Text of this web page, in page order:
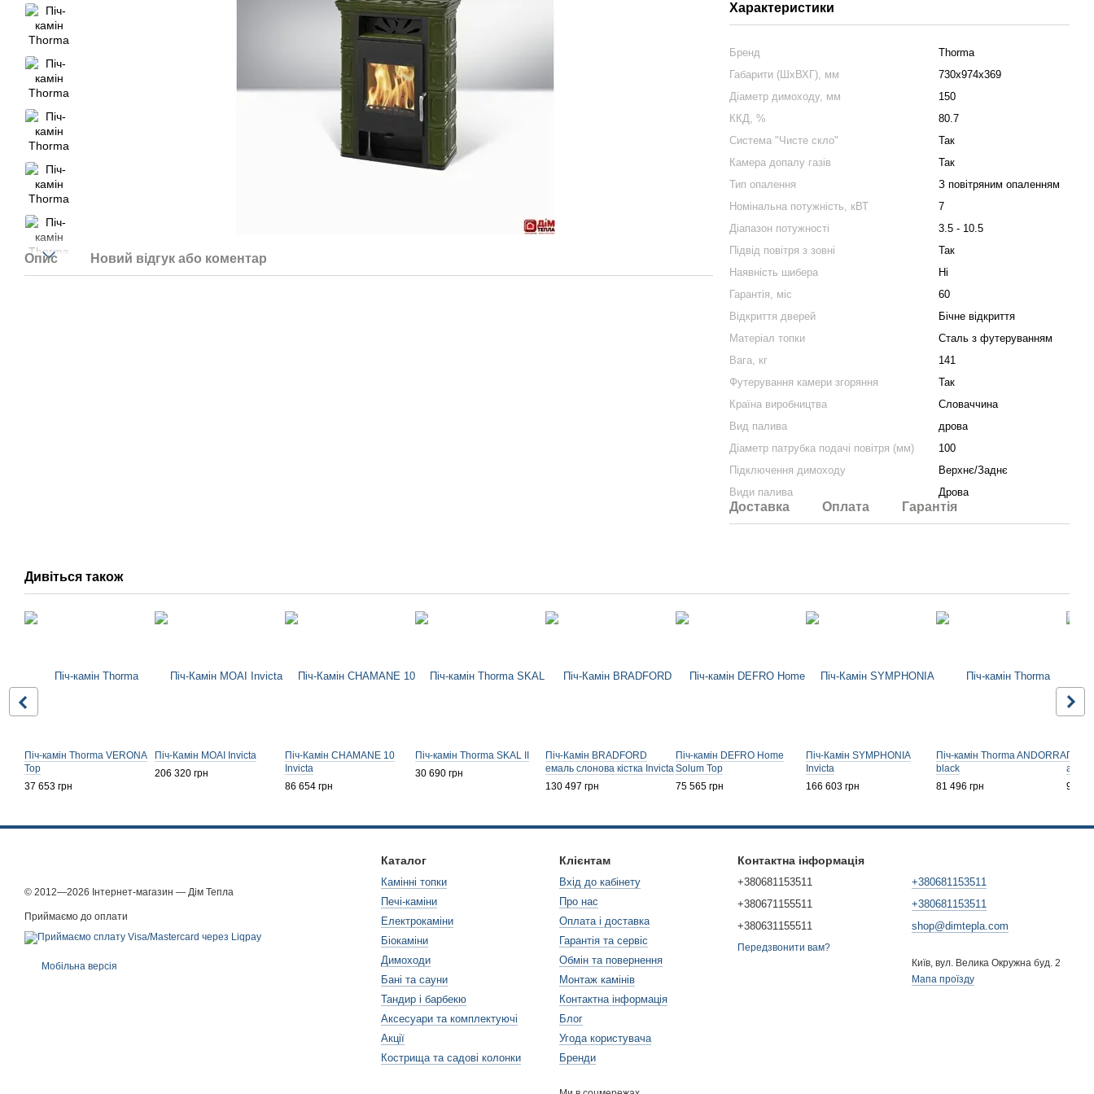
Опис Новий відгук або коментар
Характеристики
Бренд
Thorma
Габарити (ШхВХГ), мм
730x974x369
Діаметр димоходу, мм
150
ККД, %
80.7
Система "Чисте cкло"
Так
Камера допалу газів
Так
Тип опалення
З повітряним опаленням
Номінальна потужність, кВТ
7
Діапазон потужності
3.5 - 10.5
Підвід повітря з зовні
Так
Наявність шибера
Ні
Гарантія, міс
60
Відкриття дверей
Бічне відкриття
Матеріал топки
Сталь з футеруванням
Вага, кг
141
Футерування камери згоряння
Так
Країна виробництва
Словаччина
Вид палива
дрова
Діаметр патрубка подачі повітря (мм)
100
Підключення димоходу
Верхнє/Заднє
Види палива
Дрова
Доставка Оплата Гарантія
Дивіться також
Піч-камін Thorma VERONA
Top
37 653 грн
Піч-Камін MOAI Invicta
206 320 грн
Піч-Камін CHAMANE 10
Invicta
86 654 грн
Піч-камін Thorma SKAL II
30 690 грн
Піч-Камін BRADFORD
емаль слонова кістка Invicta
130 497 грн
Піч-камін DEFRO Home
Solum Top
75 565 грн
Піч-Камін SYMPHONIA
Invicta
166 603 грн
Піч-камін Thorma ANDORRA
black
81 496 грн
Піч-
90
© 2012—2026 Інтернет-магазин — Дім Тепла
Приймаємо до оплати
Мобільна версія
Каталог
Камінні топки
Печі-каміни
Електрокаміни
Біокаміни
Димоходи
Бані та сауни
Тандир і барбекю
Аксесуари та комплектуючі
Акції
Кострища та садові колонки
Клієнтам
Вхід до кабінету
Про нас
Оплата і доставка
Гарантія та сервіс
Обмін та повернення
Монтаж камінів
Контактна інформація
Блог
Угода користувача
Бренди
Контактна інформація
+380681153511
+380671155511
+380631155511
Передзвонити вам?
+380681153511
+380681153511
shop@dimtepla.com
Київ, вул. Велика Окружна буд. 2
Мапа проїзду